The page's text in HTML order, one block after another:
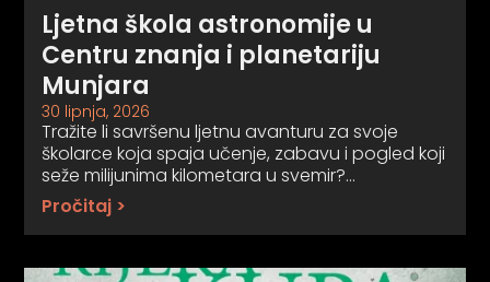
Ljetna škola astronomije u
Centru znanja i planetariju
Munjara
30 lipnja, 2026
Tražite li savršenu ljetnu avanturu za svoje
školarce koja spaja učenje, zabavu i pogled koji
seže milijunima kilometara u svemir?…
Pročitaj >